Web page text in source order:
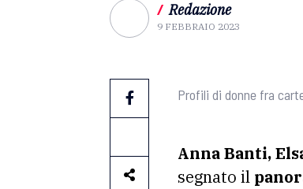
/ Redazione
9 FEBBRAIO 2023
Profili di donne fra
Anna Banti,
segnato il